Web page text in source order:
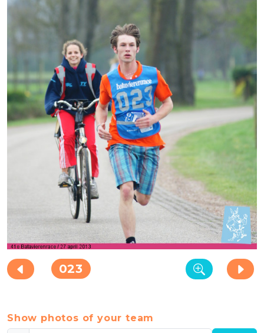
023
Show photos of your team